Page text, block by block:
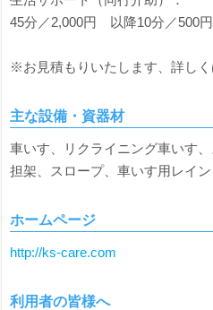
45分／2,000円 以降10分／500円
※お見積もりいたします、詳しく
主な設備・資器材
車いす、リクライニング車いす
担架、スロープ、車いす用レイ
ホームページ
http://ks-care.com
利用者の皆様へ